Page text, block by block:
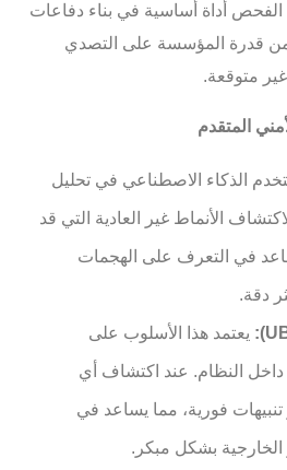
الفحص أداة أساسية في بناء دفاعات
من قدرة المؤسسة على التصدي
متوقعة.
المتقدم
الذكاء الاصطناعي في تحليل
الأنماط غير العادية التي قد
في التعرف على الهجمات
دقة.
يعتمد هذا الأسلوب على
النظام. عند اكتشاف أي
فورية، مما يساعد في
الخارجية بشكل مبكر.